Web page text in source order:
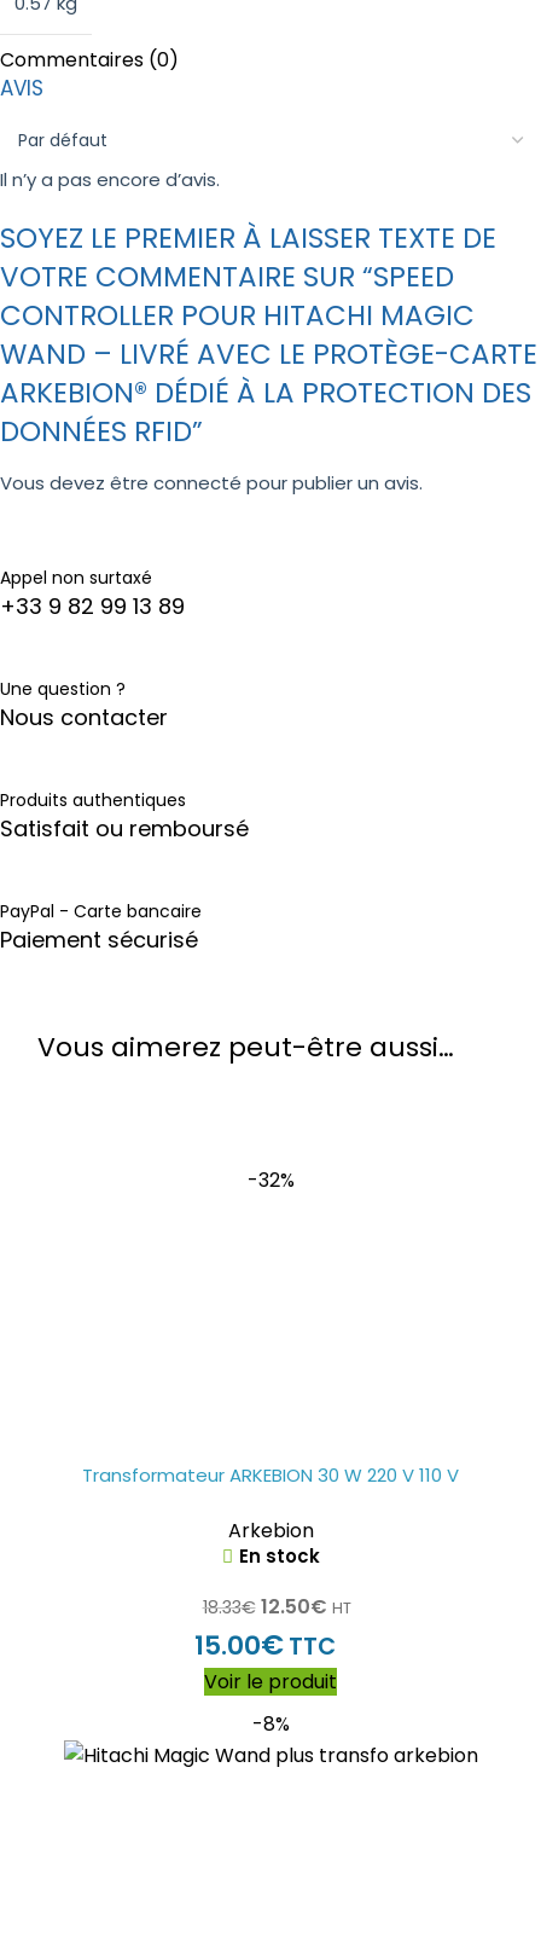
Commentaires (0)
AVIS
Il n’y a pas encore d’avis.
SOYEZ LE PREMIER À LAISSER TEXTE DE
VOTRE COMMENTAIRE SUR “SPEED
CONTROLLER POUR HITACHI MAGIC
WAND – LIVRÉ AVEC LE PROTÈGE-CARTE
ARKEBION® DÉDIÉ À LA PROTECTION DES
DONNÉES RFID”
Vous devez être connecté pour publier un avis.
Appel non surtaxé
+33 9 82 99 13 89
Une question ?
Nous contacter
Produits authentiques
Satisfait ou remboursé
PayPal - Carte bancaire
Paiement sécurisé
Vous aimerez peut-être aussi…
-32%
Transformateur ARKEBION 30 W 220 V 110 V
Arkebion
En stock
18.33€ 12.50€ HT
15.00€ TTC
Voir le produit
-8%